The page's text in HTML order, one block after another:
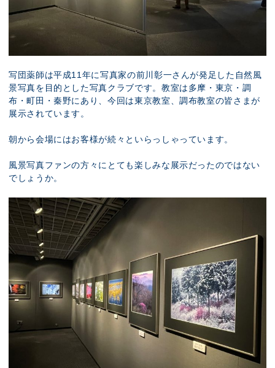
写団薬師は平成11年に写真家の前川彰一さんが発足した自然風
景写真を目的とした写真クラブです。教室は多摩・東京・調
布・町田・秦野にあり、今回は東京教室、調布教室の皆さまが
展示されています。
朝から会場にはお客様が続々といらっしゃっています。
風景写真ファンの方々にとても楽しみな展示だったのではない
でしょうか。